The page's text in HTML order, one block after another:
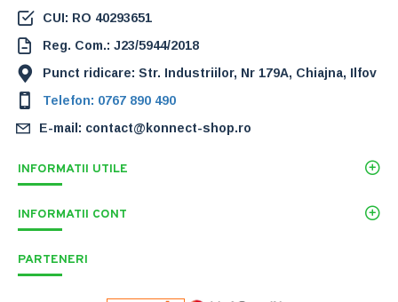
CUI: RO 40293651
Reg. Com.: J23/5944/2018
Punct ridicare: Str. Industriilor, Nr 179A, Chiajna, Ilfov
Telefon: 0767 890 490
E-mail: contact@konnect-shop.ro
INFORMATII UTILE
INFORMATII CONT
PARTENERI